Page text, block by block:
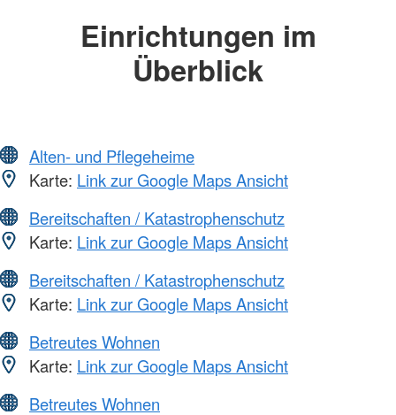
Einrichtungen im
Überblick
Alten- und Pflegeheime
Karte: Link zur Google Maps Ansicht
Bereitschaften / Katastrophenschutz
Karte: Link zur Google Maps Ansicht
Bereitschaften / Katastrophenschutz
Karte: Link zur Google Maps Ansicht
Betreutes Wohnen
Karte: Link zur Google Maps Ansicht
Betreutes Wohnen